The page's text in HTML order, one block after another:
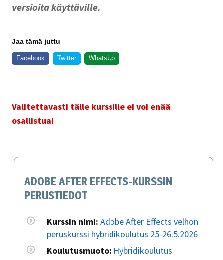
versioita käyttäville.
Jaa tämä juttu
Facebook Twitter WhatsUp
Valitettavasti tälle kurssille ei voi enää
osallistua!
ADOBE AFTER EFFECTS-KURSSIN
PERUSTIEDOT
Kurssin nimi: Adobe After Effects velhon
peruskurssi hybridikoulutus 25-26.5.2026
Koulutusmuoto: Hybridikoulutus